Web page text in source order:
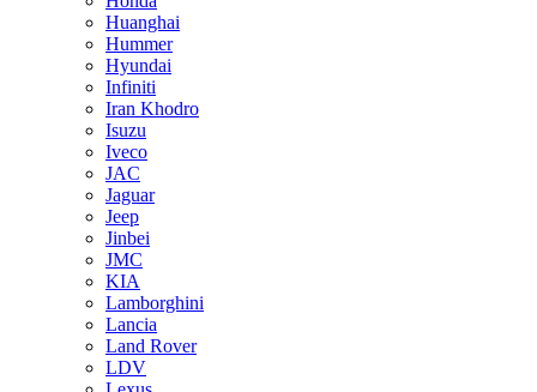
Huanghai
Hummer
Hyundai
Infiniti
Iran Khodro
Isuzu
Iveco
JAC
Jaguar
Jeep
Jinbei
JMC
KIA
Lamborghini
Lancia
Land Rover
LDV